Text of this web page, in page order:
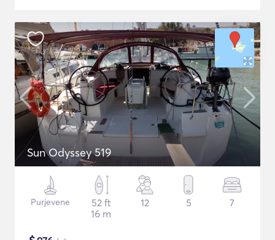
Sun Odyssey 519
Purjevene
52 ft
16 m
12 5 7